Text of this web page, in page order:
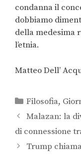
condanna il
dobbiamo
della medesima
l’etnia.
Matteo Dell’
Filosofia,
Malazan: la
di connessione
Trump